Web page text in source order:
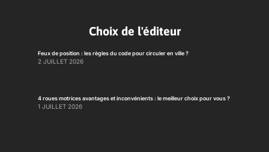
Choix de l'éditeur
Feux de position : les règles du code pour circuler en ville ?
2 JUILLET 2026
4 roues motrices avantages et inconvénients : le meilleur choix pour vous ?
1 JUILLET 2026